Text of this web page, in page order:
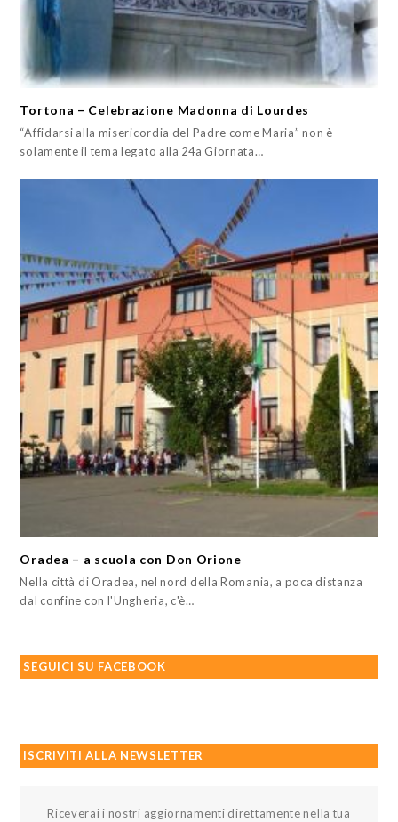
Tortona – Celebrazione Madonna di Lourdes
“Affidarsi alla misericordia del Padre come Maria” non è
solamente il tema legato alla 24a Giornata…
Oradea – a scuola con Don Orione
Nella città di Oradea, nel nord della Romania, a poca distanza
dal confine con l'Ungheria, c'è…
SEGUICI SU FACEBOOK
ISCRIVITI ALLA NEWSLETTER
Riceverai i nostri aggiornamenti direttamente nella tua